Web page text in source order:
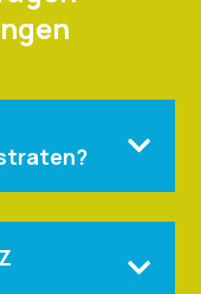

